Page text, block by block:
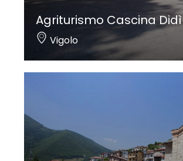
Agriturismo Cascina Didì
Vigolo